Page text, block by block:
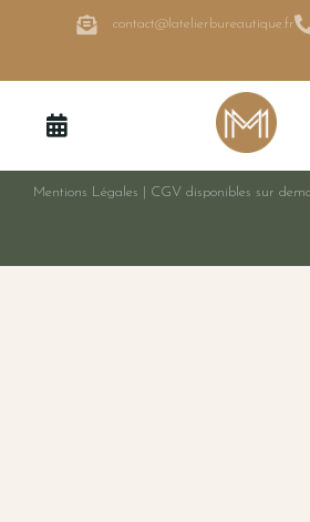
contact@latelierbureautique.fr
Mentions Légales CGV disponibles sur